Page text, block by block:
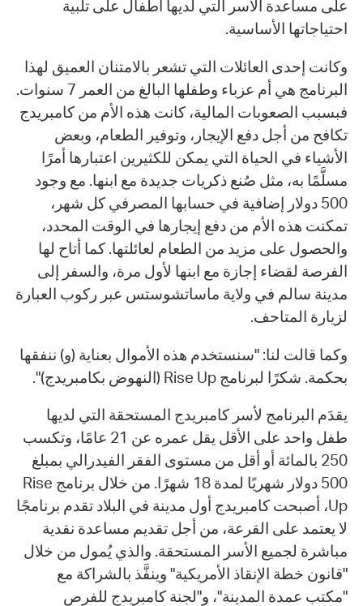
على مساعدة الأسر التي لديها أطفال على تلبية
احتياجاتها الأساسية.
وكانت إحدى العائلات التي تشعر بالامتنان العميق لهذا
البرنامج هي أم عزباء وطفلها البالغ من العمر 7 سنوات.
فبسبب الصعوبات المالية، كانت هذه الأم من كامبريدج
تكافح من أجل دفع الإيجار، وتوفير الطعام، وبعض
الأشياء في الحياة التي يمكن للكثيرين اعتبارها أمرًا
مسلَّمًا به، مثل صُنع ذكريات جديدة مع ابنها. مع وجود
500 دولار إضافية في حسابها المصرفي كل شهر،
تمكنت هذه الأم من دفع إيجارها في الوقت المحدد،
والحصول على مزيد من الطعام لعائلتها. كما أتاح لها
الفرصة لقضاء إجازة مع ابنها لأول مرة، والسفر إلى
مدينة سالم في ولاية ماساتشوستس عبر ركوب العبارة
لزيارة المتاحف.
وكما قالت لنا: "سنستخدم هذه الأموال بعناية (و) ننفقها
بحكمة. شكرًا لبرنامج Rise Up (النهوض بكامبريدج)".
يقدَم البرنامج لأسر كامبريدج المستحقة التي لديها
طفل واحد على الأقل يقل عمره عن 21 عامًا، وتكسب
250 بالمائة أو أقل من مستوى الفقر الفيدرالي بمبلغ
500 دولار شهريًا لمدة 18 شهرًا. من خلال برنامج Rise
Up، أصبحت كامبريدج أول مدينة في البلاد تقدم برنامجًا
لا يعتمد على القرعة، من أجل تقديم مساعدة نقدية
مباشرة لجميع الأسر المستحقة. والذي يُمول من خلال
"قانون خطة الإنقاذ الأمريكية" وينفَّذ بالشراكة مع
"مكتب عمدة المدينة"، و"لجنة كامبريدج للفرص